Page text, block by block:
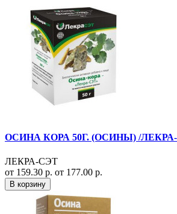
ОСИНА КОРА 50Г. (ОСИНЫ) /
ЛЕКРА-СЭТ
от 159.30 р. от 177.00 р.
В корзину